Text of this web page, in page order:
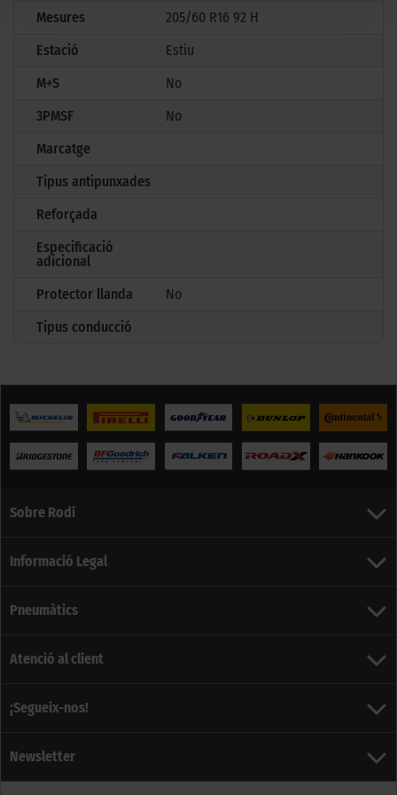
Mesures
205/60 R16 92 H
Estació
Estiu
M+S
No
3PMSF
No
Marcatge
Tipus antipunxades
Reforçada
Especificació
adicional
Protector llanda
No
Tipus conducció
Sobre Rodi
Informació Legal
Pneumàtics
Atenció al client
¡Segueix-nos!
Newsletter